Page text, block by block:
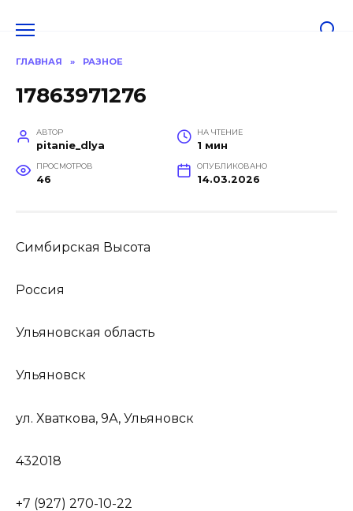
ГЛАВНАЯ » РАЗНОЕ
17863971276
АВТОР
pitanie_dlya
НА ЧТЕНИЕ
1 мин
ПРОСМОТРОВ
46
ОПУБЛИКОВАНО
14.03.2026
Симбирская Высота
Россия
Ульяновская область
Ульяновск
ул. Хваткова, 9А, Ульяновск
432018
+7 (927) 270-10-22